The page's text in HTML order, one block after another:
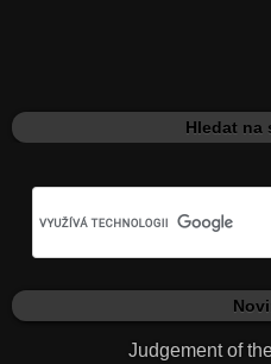
Hledat na
Judgement of